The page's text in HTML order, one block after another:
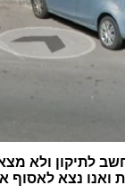
לתיקון ולא
ואנו נצא